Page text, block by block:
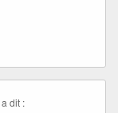
a dit :